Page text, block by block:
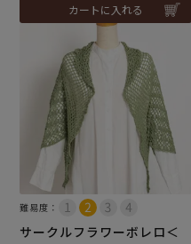
カートに入れる
難易度：
サークルフラワーボレロ＜